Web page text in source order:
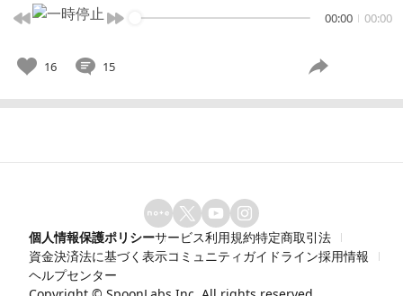
00:00 00:00
16 15
個人情報保護ポリシーサービス利用規約特定商取引法
資金決済法に基づく表示コミュニティガイドライン採用情報
ヘルプセンター